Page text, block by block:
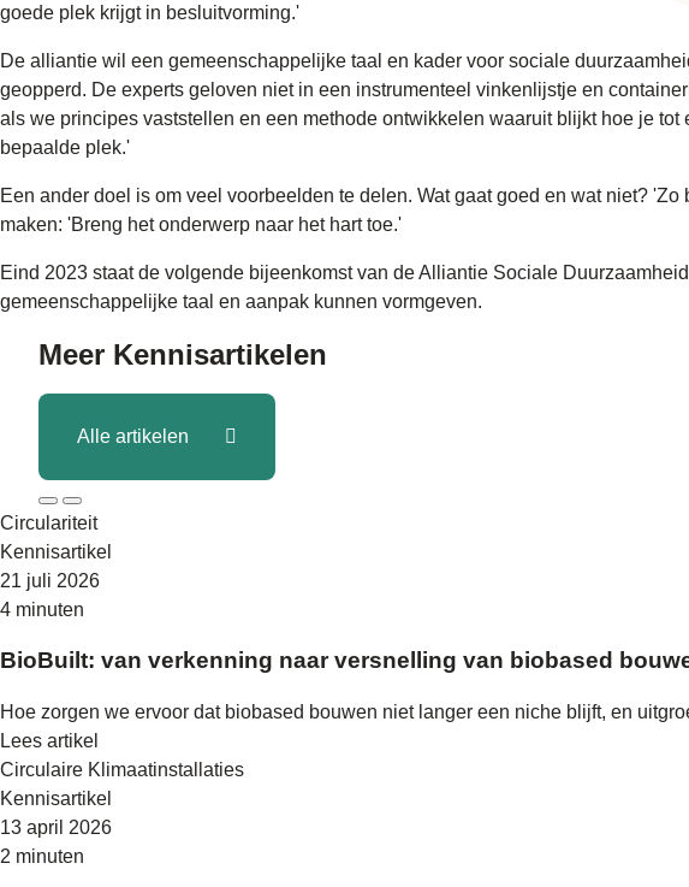
goede plek krijgt in besluitvorming.'
De alliantie wil een gemeenschappelijke taal en kader voor sociale
geopperd. De experts geloven niet in een instrumenteel vinkenlijstje en
als we principes vaststellen en een methode ontwikkelen waaruit blijkt hoe je
bepaalde plek.'
Een ander doel is om veel voorbeelden te delen. Wat gaat goed en wat niet?
maken: 'Breng het onderwerp naar het hart toe.'
Eind 2023 staat de volgende bijeenkomst van de Alliantie Sociale
gemeenschappelijke taal en aanpak kunnen vormgeven.
Meer Kennisartikelen
Alle artikelen
Circulariteit
Kennisartikel
21 juli 2026
4 minuten
BioBuilt: van verkenning naar versnelling van biobased
Hoe zorgen we ervoor dat biobased bouwen niet langer een niche blijft, en
Lees artikel
Circulaire Klimaatinstallaties
Kennisartikel
13 april 2026
2 minuten